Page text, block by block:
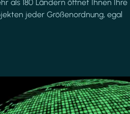
als 180 Ländern öffnet Ihnen Ihre
jeder Größenordnung, egal